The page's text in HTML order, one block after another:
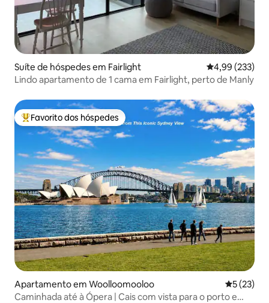
Suíte de hóspedes em Fairlight Classificação
4,99 (233)
Lindo apartamento de 1 cama em Fairlight, perto de Manly
Favoritos dos hóspedes mais apreciados
Favorito dos hóspedes
Apartamento em Woolloomooloo
5 (23)
Caminhada até à Ópera | Cais com vista para o porto e